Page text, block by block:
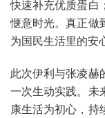
快速补充优质蛋白
惬意时光。真正做
为国民生活里的安
此次伊利与张凌赫
一次生动实践。未
康生活为初心，持